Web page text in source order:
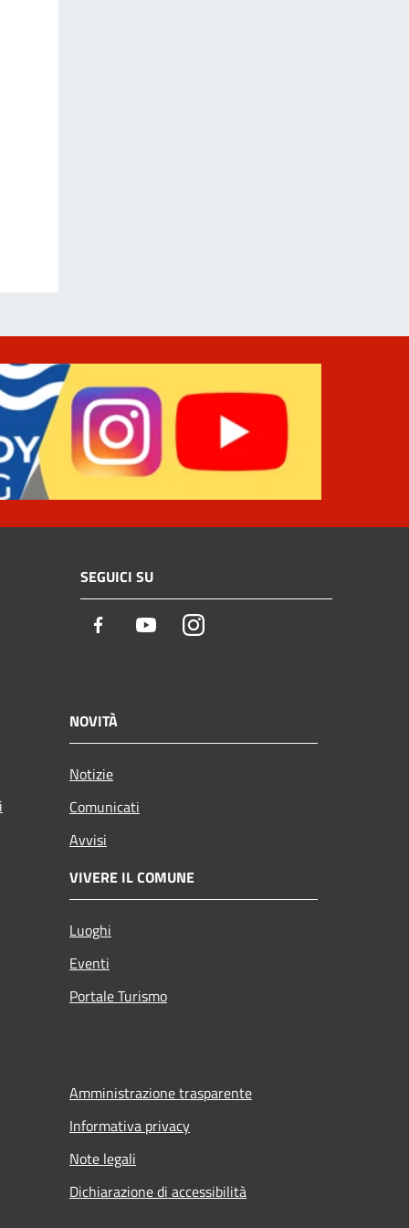
SEGUICI SU
Facebook YoutubeInstagram
NOVITÀ
Notizie
Comunicati
Avvisi
VIVERE IL COMUNE
Luoghi
Eventi
Portale Turismo
Amministrazione trasparente
Informativa privacy
Note legali
Dichiarazione di accessibilità